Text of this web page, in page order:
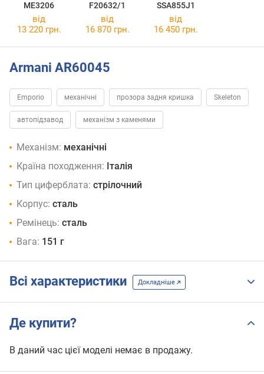
ME3206
F20632/1
SSA855J1
від
13 220 грн.
від
16 870 грн.
від
16 450 грн.
Armani AR60045
Emporio механічні прозора задня кришка Skeleton
автопідзавод механізм з каменями
Механізм: механічні
Країна походження: Італія
Тип циферблата: стрілочний
Корпус: сталь
Ремінець: сталь
Вага: 151 г
Всі характеристики Докладніше
Де купити?
В даний час цієї моделі немає в продажу.